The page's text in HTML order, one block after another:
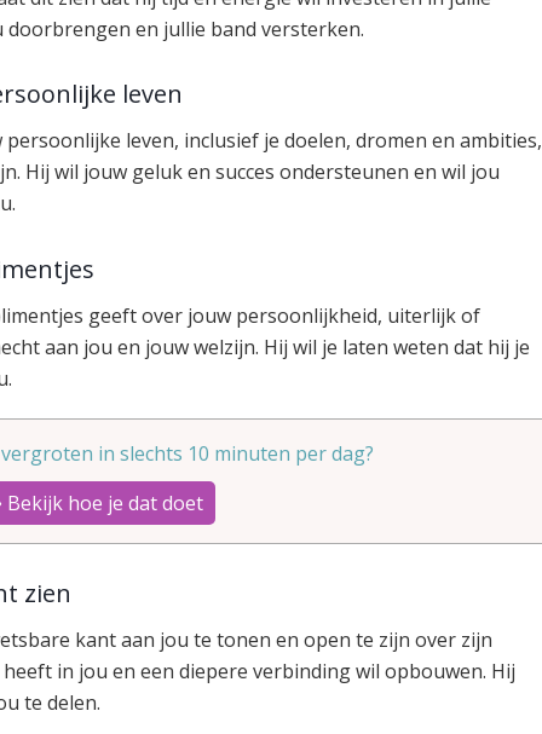
en jullie band versterken.
leven
leven, inclusief je doelen, dromen en ambities,
Hij wil jouw geluk en succes ondersteunen en wil jou
geeft over jouw persoonlijkheid, uiterlijk of
aan jou en jouw welzijn. Hij wil je laten weten dat hij je
in slechts 10 minuten per dag?
Bekijk hoe je dat doet
zien
kant aan jou te tonen en open te zijn over zijn
in jou en een diepere verbinding wil opbouwen. Hij
te delen.